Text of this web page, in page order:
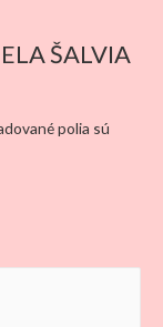
ŠALVIA
polia sú